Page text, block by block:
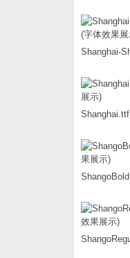
Shanghai-